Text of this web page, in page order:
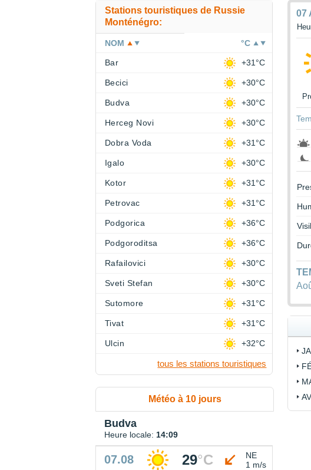
07
Stations touristiques de Russie
Monténégro:
NOM °C
Bar +31°C
Becici +30°C
Budva +30°C
Herceg Novi +30°C
Dobra Voda +31°C
Igalo +30°C
Kotor +31°C
Petrovac +31°C
Podgorica +36°C
Podgoroditsa +36°C
Rafailovici +30°C
Sveti Stefan +30°C
Sutomore +31°C
Tivat +31°C
Ulcin +32°C
tous les stations touristiques
Météo à 10 jours
Budva
Heure locale: 14:09
07.08 29°C
NE
1 m/s